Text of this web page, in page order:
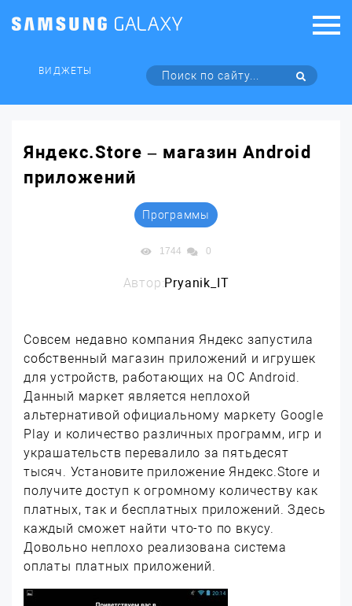
ВИДЖЕТЫ
Яндекс.Store – магазин Android
приложений
Программы
1744 0
Автор:Pryanik_IT
Совсем недавно компания Яндекс запустила
собственный магазин приложений и игрушек
для устройств, работающих на ОС Android.
Данный маркет является неплохой
альтернативой официальному маркету Google
Play и количество различных программ, игр и
украшательств перевалило за пятьдесят
тысяч. Установите приложение Яндекс.Store и
получите доступ к огромному количеству как
платных, так и бесплатных приложений. Здесь
каждый сможет найти что-то по вкусу.
Довольно неплохо реализована система
оплаты платных приложений.